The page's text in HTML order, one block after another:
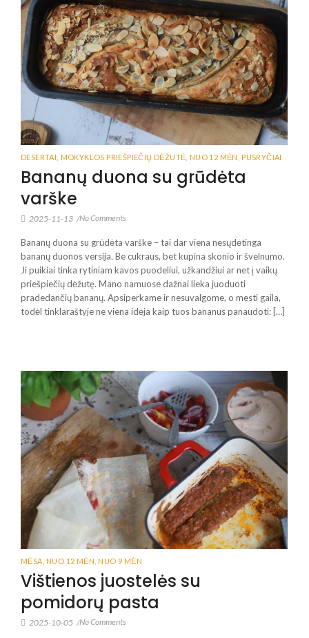
DESERTAI MOKYKLOS PRIEŠPIEČIŲ DĖŽUTĖ NUO 12 MĖN PUSRYČIAI
Bananų duona su grūdėta
varške
2025-11-13 /No Comments
Bananų duona su grūdėta varške – tai dar viena nesųdėtinga
bananų duonos versija. Be cukraus, bet kupina skonio ir švelnumo.
Ji puikiai tinka rytiniam kavos puodeliui, užkandžiui ar net į vaikų
priešpiečių dėžutę. Mano namuose dažnai lieka juoduoti
pradedančių bananų. Apsiperkame ir nesuvalgome, o mesti gaila,
todėl tinklaraštyje ne viena idėja kaip tuos bananus panaudoti: […]
MĖSA NUO 12 MĖN NUO 9 MĖN
Vištienos juostelės su
pomidorų pasta
2025-10-05 /No Comments